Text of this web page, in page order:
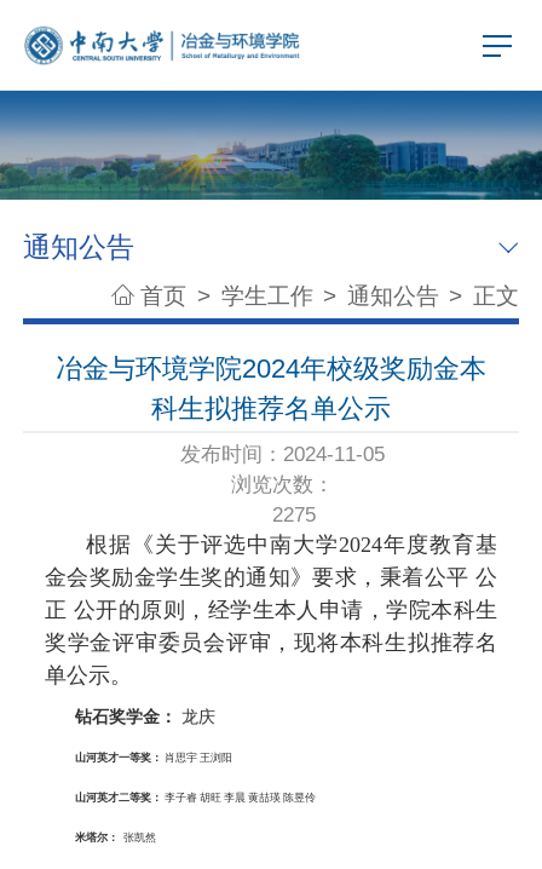
通知公告
首页 > 学生工作 > 通知公告 > 正文
冶金与环境学院2024年校级奖励金本
科生拟推荐名单公示
发布时间：2024-11-05
浏览次数：
2275
根据《关于评选中南大学2024年度教育基
金会奖励金学生奖的通知》要求，秉着公平 公
正 公开的原则，经学生本人申请，学院本科生
奖学金评审委员会评审，现将本科生拟推荐名
单公示。
钻石奖学金： 龙庆
山河英才一等奖 ： 肖思宇 王浏阳
山河英才二等奖 ： 李子睿 胡旺 李晨 黄喆瑛 陈昱伶
米塔尔 ： 张凯然